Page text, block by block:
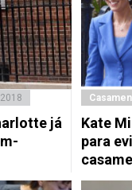
já
Kate
para